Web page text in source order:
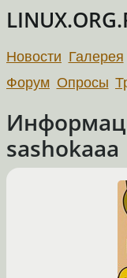
Новости Галерея
Форум Опросы
sashokaaa